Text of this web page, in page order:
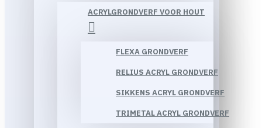
ACRYLGRONDVERF VOOR HOUT
FLEXA GRONDVERF
RELIUS ACRYL GRONDVERF
SIKKENS ACRYL GRONDVERF
TRIMETAL ACRYL GRONDVERF